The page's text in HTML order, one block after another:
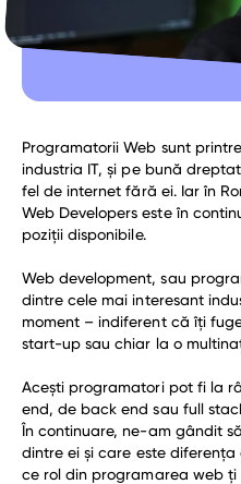
curs python
curs software tester
curs javascript
curs ux/ui
modul curs qa tester
web development
full stack developer
back-end-developer
front-end-developer
Programatorii Web sunt
industria IT, și pe bună
fel de internet fără ei. Iar în
Web Developers este în
poziții disponibile.
Web development, sau
dintre cele mai interesant
moment – indiferent că îți
start-up sau chiar la o
Acești programatori pot fi la
end, de back end sau full
În continuare, ne-am gândit
dintre ei și care este
ce rol din programarea web ți